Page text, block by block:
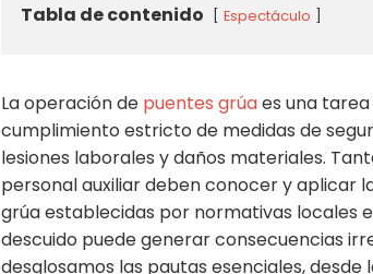
Tabla de contenido Espectáculo
La operación de puentes grúaes una
cumplimiento estricto de medidas de
lesiones laborales y daños materiales.
personal auxiliar deben conocer y aplicar
grúa establecidas por normativas locales
descuido puede generar consecuencias
desglosamos las pautas esenciales,